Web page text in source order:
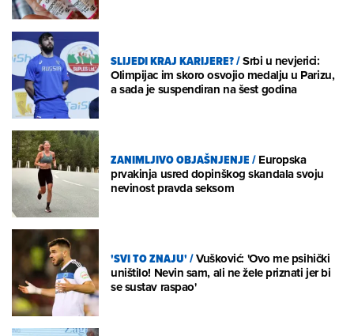
SLIJEDI KRAJ KARIJERE?/Srbi u nevjerici:
Olimpijac im skoro osvojio medalju u Parizu,
a sada je suspendiran na šest godina
ZANIMLJIVO OBJAŠNJENJE/Europska
prvakinja usred dopinškog skandala svoju
nevinost pravda seksom
'SVI TO ZNAJU'/Vušković: 'Ovo me psihički
uništilo! Nevin sam, ali ne žele priznati jer bi
se sustav raspao'